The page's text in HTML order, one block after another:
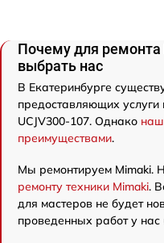
Почему для ремонта
выбрать нас
В Екатеринбурге
предоставляющих услуги
UCJV300-107. Однако наш
преимуществами.
Мы ремонтируем Mimaki.
ремонту техники Mimaki.
для мастеров не будет
проведенных работ у нас